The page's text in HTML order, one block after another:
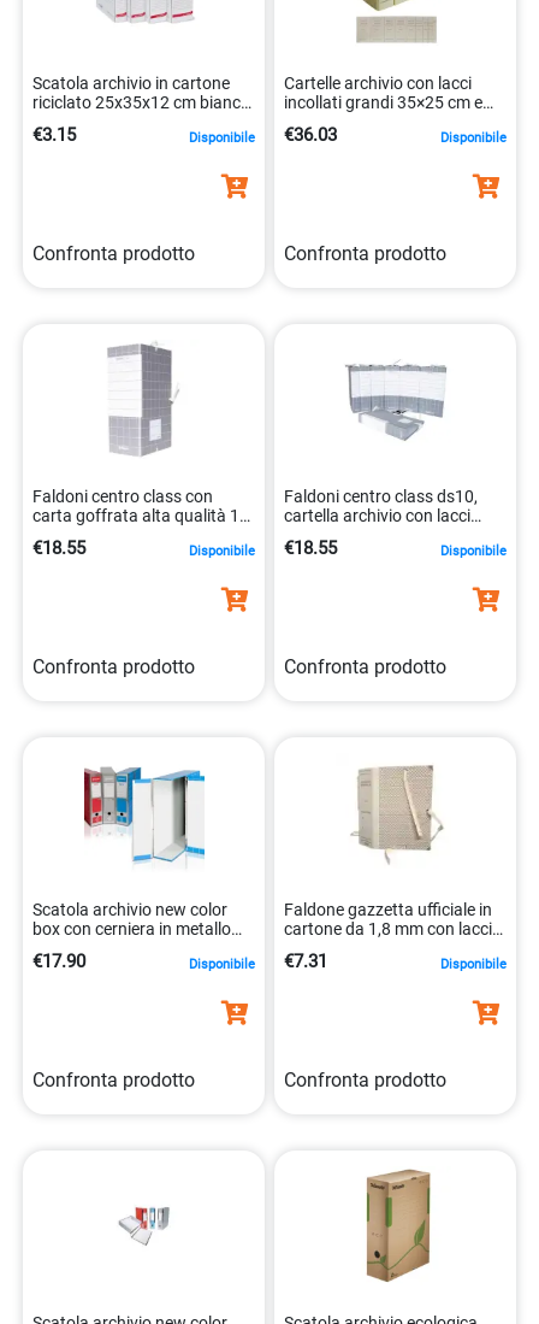
Scatola archivio in cartone
riciclato 25x35x12 cm bianca
€3.15 Disponibile
Confronta prodotto
Cartelle archivio con lacci
incollati grandi 35×25 cm e
8014819005936
€36.03 Disponibile
Confronta prodotto
Faldoni centro class con
carta goffrata alta qualità 12
€18.55 Disponibile
Confronta prodotto
Faldoni centro class ds10,
cartella archivio con lacci
€18.55 Disponibile
Confronta prodotto
Scatola archivio new color
box con cerniera in metallo
€17.90 Disponibile
Confronta prodotto
Faldone gazzetta ufficiale in
cartone da 1,8 mm con lacci.
€7.31 Disponibile
Confronta prodotto